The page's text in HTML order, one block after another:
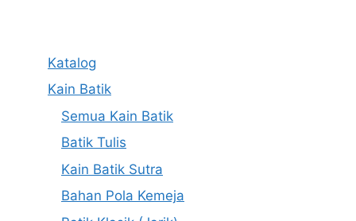
Katalog
Kain Batik
Semua Kain Batik
Batik Tulis
Kain Batik Sutra
Bahan Pola Kemeja